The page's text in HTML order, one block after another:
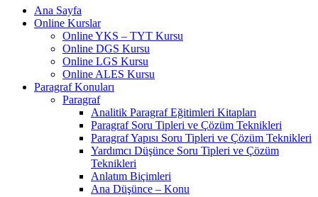
Ana Sayfa
Online Kurslar
Online YKS – TYT Kursu
Online DGS Kursu
Online LGS Kursu
Online ALES Kursu
Paragraf Konuları
Paragraf
Analitik Paragraf Eğitimleri Kitapları
Paragraf Soru Tipleri ve Çözüm Teknikleri
Paragraf Yapısı Soru Tipleri ve Çözüm Teknikleri
Yardımcı Düşünce Soru Tipleri ve Çözüm
Teknikleri
Anlatım Biçimleri
Ana Düşünce – Konu